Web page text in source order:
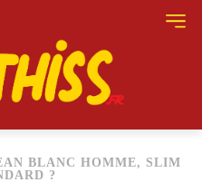
BLANC HOMME, SLIM
?